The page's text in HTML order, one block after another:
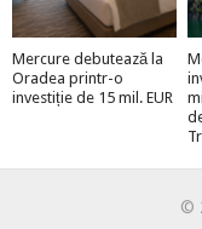
Mercure debutează la
Oradea printr-o
investiție de 15 mil. EUR
©